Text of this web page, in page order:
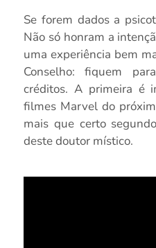
Se forem dados a
Não só honram a
uma experiência bem
Conselho: fiquem
créditos. A primeira é
filmes Marvel do
mais que certo
deste doutor místico.